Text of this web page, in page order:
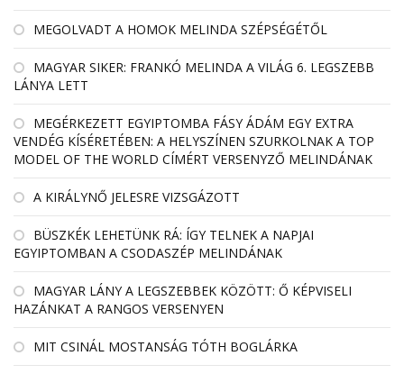
MEGOLVADT A HOMOK MELINDA SZÉPSÉGÉTŐL
MAGYAR SIKER: FRANKÓ MELINDA A VILÁG 6. LEGSZEBB
LÁNYA LETT
MEGÉRKEZETT EGYIPTOMBA FÁSY ÁDÁM EGY EXTRA
VENDÉG KÍSÉRETÉBEN: A HELYSZÍNEN SZURKOLNAK A TOP
MODEL OF THE WORLD CÍMÉRT VERSENYZŐ MELINDÁNAK
A KIRÁLYNŐ JELESRE VIZSGÁZOTT
BÜSZKÉK LEHETÜNK RÁ: ÍGY TELNEK A NAPJAI
EGYIPTOMBAN A CSODASZÉP MELINDÁNAK
MAGYAR LÁNY A LEGSZEBBEK KÖZÖTT: Ő KÉPVISELI
HAZÁNKAT A RANGOS VERSENYEN
MIT CSINÁL MOSTANSÁG TÓTH BOGLÁRKA